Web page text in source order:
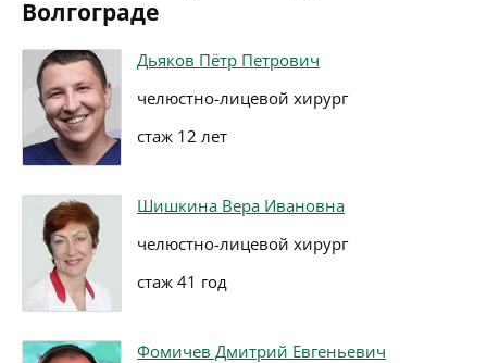
Волгограде
Дьяков Пётр Петрович
челюстно-лицевой хирург
стаж 12 лет
Шишкина Вера Ивановна
челюстно-лицевой хирург
стаж 41 год
Фомичев Дмитрий Евгеньевич